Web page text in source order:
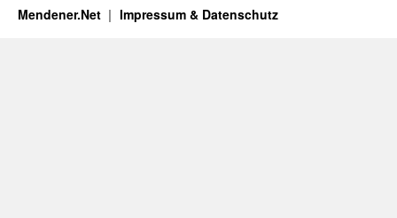
Mendener.Net Impressum & Datenschutz